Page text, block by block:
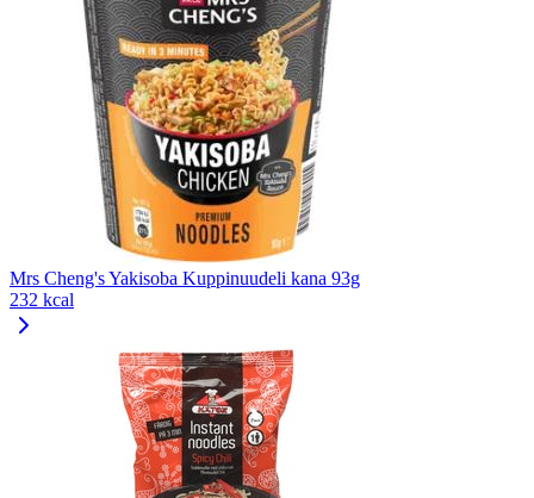
Mrs Cheng's Yakisoba Kuppinuudeli kana 93g
232 kcal